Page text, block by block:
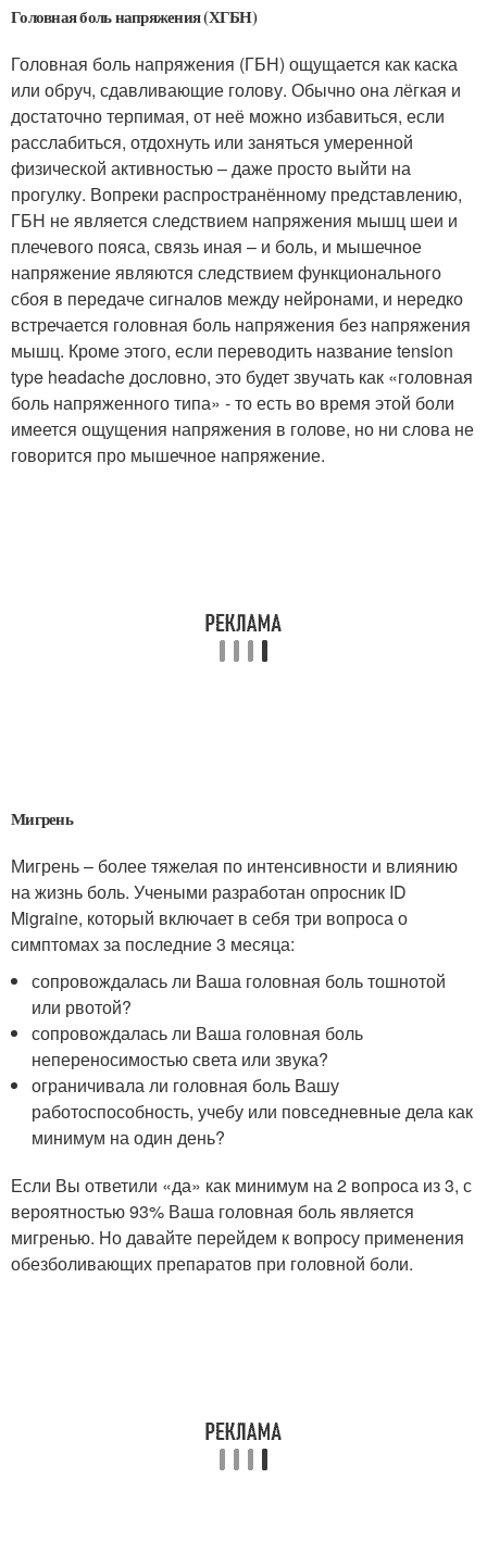
Головная боль напряжения (ХГБН)
Головная боль напряжения (ГБН) ощущается как каска
или обруч, сдавливающие голову. Обычно она лёгкая и
достаточно терпимая, от неё можно избавиться, если
расслабиться, отдохнуть или заняться умеренной
физической активностью – даже просто выйти на
прогулку. Вопреки распространённому представлению,
ГБН не является следствием напряжения мышц шеи и
плечевого пояса, связь иная – и боль, и мышечное
напряжение являются следствием функционального
сбоя в передаче сигналов между нейронами, и нередко
встречается головная боль напряжения без напряжения
мышц. Кроме этого, если переводить название tension
type headache дословно, это будет звучать как «головная
боль напряженного типа» - то есть во время этой боли
имеется ощущения напряжения в голове, но ни слова не
говорится про мышечное напряжение.
Мигрень
Мигрень – более тяжелая по интенсивности и влиянию
на жизнь боль. Учеными разработан опросник ID
Migraine, который включает в себя три вопроса о
симптомах за последние 3 месяца:
сопровождалась ли Ваша головная боль тошнотой
или рвотой?
сопровождалась ли Ваша головная боль
непереносимостью света или звука?
ограничивала ли головная боль Вашу
работоспособность, учебу или повседневные дела как
минимум на один день?
Если Вы ответили «да» как минимум на 2 вопроса из 3, с
вероятностью 93% Ваша головная боль является
мигренью. Но давайте перейдем к вопросу применения
обезболивающих препаратов при головной боли.